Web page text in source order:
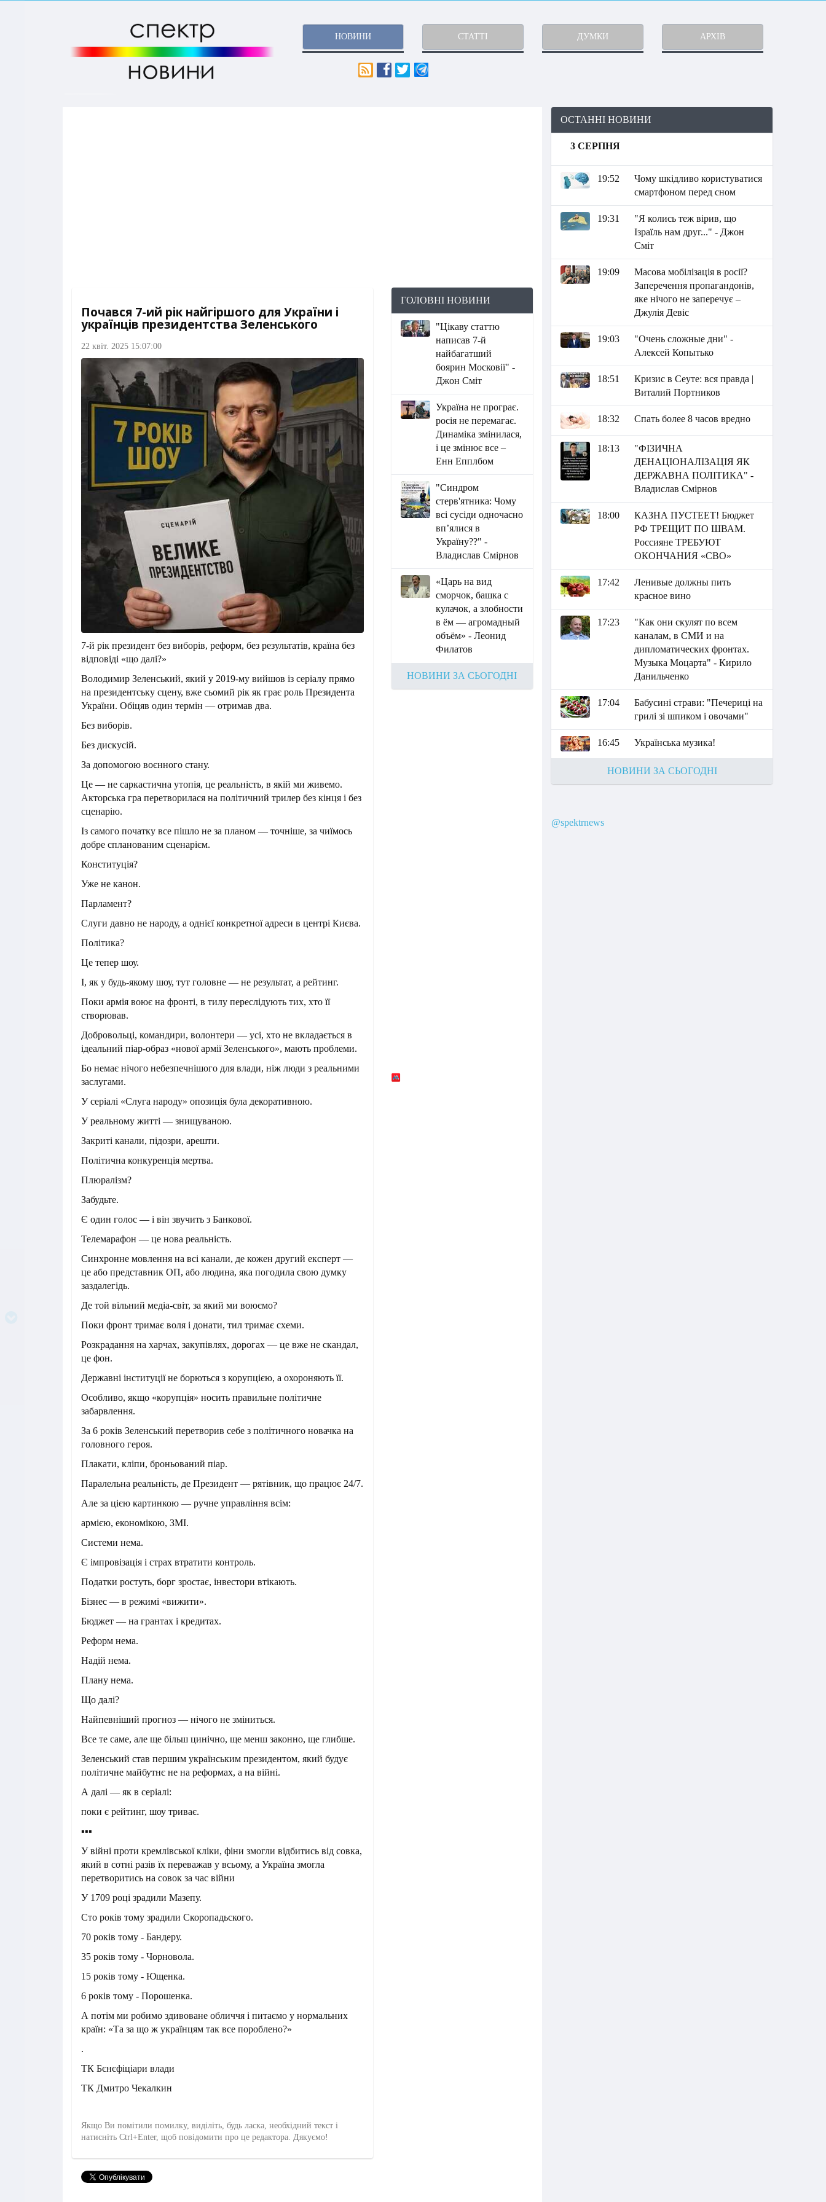
НОВИНИ СТАТТІ ДУМКИ АРХІВ
Почався 7-ий рік найгіршого для України і
українців президентства Зеленського
22 квіт. 2025 15:07:00
7-й рік президент без виборів, реформ, без результатів, країна без
відповіді «що далі?»
Володимир Зеленський, який у 2019-му вийшов із серіалу прямо
на президентську сцену, вже сьомий рік як грає роль Президента
України. Обіцяв один термін — отримав два.
Без виборів.
Без дискусій.
За допомогою воєнного стану.
Це — не саркастична утопія, це реальність, в якій ми живемо.
Акторська гра перетворилася на політичний трилер без кінця і без
сценарію.
Із самого початку все пішло не за планом — точніше, за чиїмось
добре спланованим сценарієм.
Конституція?
Уже не канон.
Парламент?
Слуги давно не народу, а однієї конкретної адреси в центрі Києва.
Політика?
Це тепер шоу.
І, як у будь-якому шоу, тут головне — не результат, а рейтинг.
Поки армія воює на фронті, в тилу переслідують тих, хто її
створював.
Добровольці, командири, волонтери — усі, хто не вкладається в
ідеальний піар-образ «нової армії Зеленського», мають проблеми.
Бо немає нічого небезпечнішого для влади, ніж люди з реальними
заслугами.
У серіалі «Слуга народу» опозиція була декоративною.
У реальному житті — знищуваною.
Закриті канали, підозри, арешти.
Політична конкуренція мертва.
Плюралізм?
Забудьте.
Є один голос — і він звучить з Банкової.
Телемарафон — це нова реальність.
Синхронне мовлення на всі канали, де кожен другий експерт —
це або представник ОП, або людина, яка погодила свою думку
заздалегідь.
Де той вільний медіа-світ, за який ми воюємо?
Поки фронт тримає воля і донати, тил тримає схеми.
Розкрадання на харчах, закупівлях, дорогах — це вже не скандал,
це фон.
Державні інституції не борються з корупцією, а охороняють її.
Особливо, якщо «корупція» носить правильне політичне
забарвлення.
За 6 років Зеленський перетворив себе з політичного новачка на
головного героя.
Плакати, кліпи, броньований піар.
Паралельна реальність, де Президент — рятівник, що працює 24/7.
Але за цією картинкою — ручне управління всім:
армією, економікою, ЗМІ.
Системи нема.
Є імпровізація і страх втратити контроль.
Податки ростуть, борг зростає, інвестори втікають.
Бізнес — в режимі «вижити».
Бюджет — на грантах і кредитах.
Реформ нема.
Надій нема.
Плану нема.
️Що далі?
Найпевніший прогноз — нічого не зміниться.
Все те саме, але ще більш цинічно, ще менш законно, ще глибше.
Зеленський став першим українським президентом, який будує
політичне майбутнє не на реформах, а на війні.
А далі — як в серіалі:
поки є рейтинг, шоу триває.
▪️▪️▪️
У війні проти кремлівської кліки, фіни змогли відбитись від совка,
який в сотні разів їх переважав у всьому, а Україна змогла
перетворитись на совок за час війни
У 1709 році зрадили Мазепу.
Сто років тому зрадили Скоропадьского.
70 років тому - Бандеру.
35 років тому - Чорновола.
15 років тому - Ющенка.
6 років тому - Порошенка.
А потім ми робимо здивоване обличчя і питаємо у нормальних
країн: «Та за що ж українцям так все пороблено?»
.
ТК Бєнєфіціари влади
ТК Дмитро Чекалкин
Якщо Ви помітили помилку, виділіть, будь ласка, необхідний текст і
натисніть Ctrl+Enter, щоб повідомити про це редактора. Дякуємо!
ГОЛОВНІ НОВИНИ
"Цікаву статтю
написав 7-й
найбагатший
боярин Московії" -
Джон Сміт
Україна не програє.
росія не перемагає.
Динаміка змінилася,
і це змінює все –
Енн Епплбом
"Синдром
стерв'ятника: Чому
всі сусіди одночасно
вп’ялися в
Україну??" -
Владислав Смірнов
«Царь на вид
сморчок, башка с
кулачок, а злобности
в ём — агромадный
объём» - Леонид
Филатов
НОВИНИ ЗА СЬОГОДНІ
ОСТАННІ НОВИНИ
3 СЕРПНЯ
19:52
Чому шкідливо користуватися
смартфоном перед сном
19:31
"Я колись теж вірив, що
Ізраїль нам друг..." - Джон
Сміт
19:09
Масова мобілізація в росії?
Заперечення пропагандонів,
яке нічого не заперечує –
Джулія Девіс
19:03
"Очень сложные дни" -
Алексей Копытько
18:51
Кризис в Сеуте: вся правда |
Виталий Портников
18:32 Спать более 8 часов вредно
18:13
"ФІЗИЧНА
ДЕНАЦІОНАЛІЗАЦІЯ ЯК
ДЕРЖАВНА ПОЛІТИКА" -
Владислав Смірнов
18:00
КАЗНА ПУСТЕЕТ! Бюджет
РФ ТРЕЩИТ ПО ШВАМ.
Россияне ТРЕБУЮТ
ОКОНЧАНИЯ «СВО»
17:42
Ленивые должны пить
красное вино
17:23
"Как они скулят по всем
каналам, в СМИ и на
дипломатических фронтах.
Музыка Моцарта" - Кирило
Данильченко
17:04
Бабусині страви: "Печериці на
грилі зі шпиком і овочами"
16:45 Українська музика!
НОВИНИ ЗА СЬОГОДНІ
@spektrnews